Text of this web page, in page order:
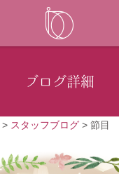
ブログ詳細
> スタッフブログ > 節目